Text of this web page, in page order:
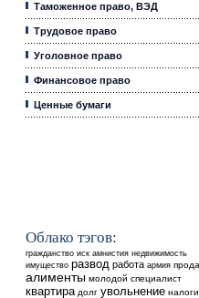
Таможенное право, ВЭД
Трудовое право
Уголовное право
Финансовое право
Ценные бумаги
Облако тэгов:
гражданство иск амнистия недвижимость
имущество развод работа армия
алименты молодой специалист
квартира долг увольнение налоги